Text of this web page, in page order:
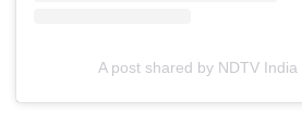
A post shared by NDTV